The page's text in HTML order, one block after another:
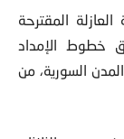
خطوط الإمداد
السورية، من